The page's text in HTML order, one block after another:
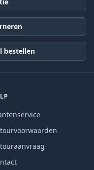
bestellen